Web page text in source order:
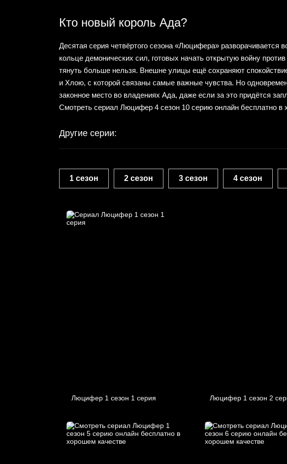
Кто новый король Ада?
Десятая серия четвёртого сезона «Люцифера» разворачивается
кольце демонических сил, готовых начать открытую войну
тянуть больше нельзя. Внешне улицы ещё сохраняют
и Хлою, с которой связаны самые важные чувства. Но
законное место во владениях Ада, даже если за это придётся
Смотреть сериал Люцифер 4 сезон 10 серию онлайн бесплатно в
Другие серии:
1 сезон 2 сезон 3 сезон 4 сезон
Люцифер 1 cезон 1 cерия Люцифер 1 cезон 2